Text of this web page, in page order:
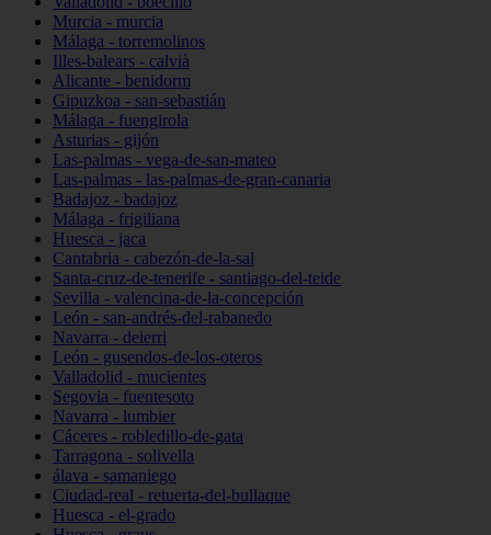
Murcia - murcia
Málaga - torremolinos
Illes-balears - calvià
Alicante - benidorm
Gipuzkoa - san-sebastián
Málaga - fuengirola
Asturias - gijón
Las-palmas - vega-de-san-mateo
Las-palmas - las-palmas-de-gran-canaria
Badajoz - badajoz
Málaga - frigiliana
Huesca - jaca
Cantabria - cabezón-de-la-sal
Santa-cruz-de-tenerife - santiago-del-teide
Sevilla - valencina-de-la-concepción
León - san-andrés-del-rabanedo
Navarra - deierri
León - gusendos-de-los-oteros
Valladolid - mucientes
Segovia - fuentesoto
Navarra - lumbier
Cáceres - robledillo-de-gata
Tarragona - solivella
álava - samaniego
Ciudad-real - retuerta-del-bullaque
Huesca - el-grado